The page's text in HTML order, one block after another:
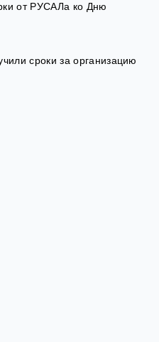
от РУСАЛа ко Дню
сроки за организацию